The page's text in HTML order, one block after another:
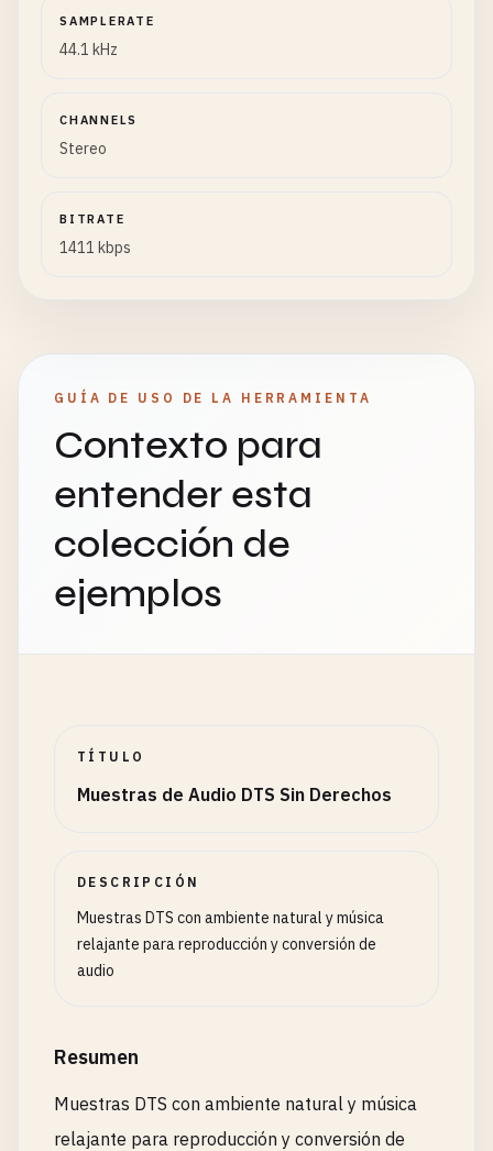
SAMPLERATE
44.1 kHz
CHANNELS
Stereo
BITRATE
1411 kbps
GUÍA DE USO DE LA HERRAMIENTA
Contexto para
entender esta
colección de
ejemplos
TÍTULO
Muestras de Audio DTS Sin Derechos
DESCRIPCIÓN
Muestras DTS con ambiente natural y música
relajante para reproducción y conversión de
audio
Resumen
Muestras DTS con ambiente natural y música
relajante para reproducción y conversión de